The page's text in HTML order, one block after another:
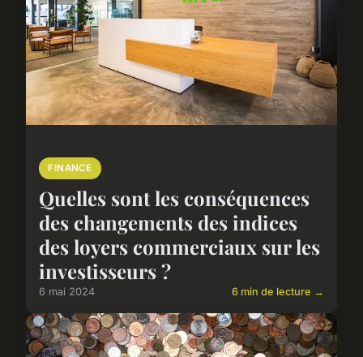
FINANCE
Quelles sont les conséquences
des changements des indices
des loyers commerciaux sur les
investisseurs ?
6 mai 2024 6 min de lecture →